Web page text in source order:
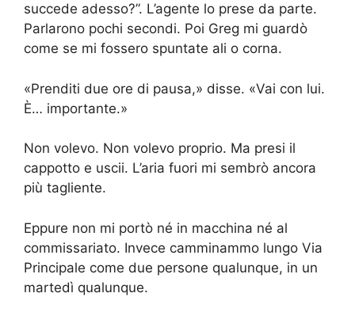
succede adesso?”. L’agente lo prese da parte.
Parlarono pochi secondi. Poi Greg mi guardò
come se mi fossero spuntate ali o corna.
«Prenditi due ore di pausa,» disse. «Vai con lui.
È… importante.»
Non volevo. Non volevo proprio. Ma presi il
cappotto e uscii. L’aria fuori mi sembrò ancora
più tagliente.
Eppure non mi portò né in macchina né al
commissariato. Invece camminammo lungo Via
Principale come due persone qualunque, in un
martedì qualunque.